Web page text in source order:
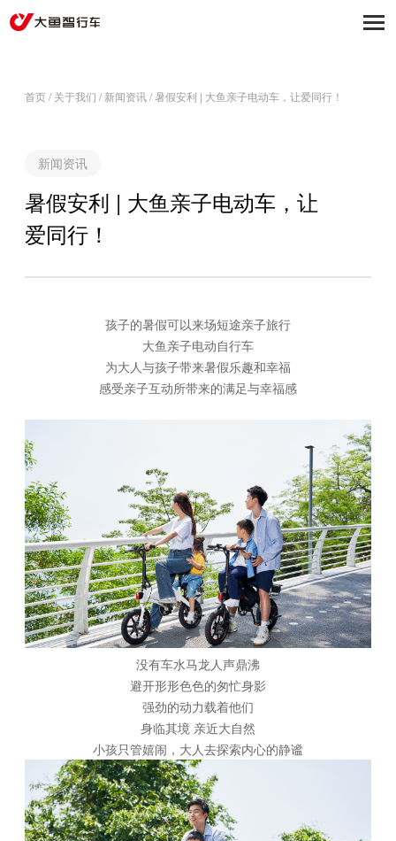
首页/ 关于我们 / 新闻资讯/暑假安利 | 大鱼亲子电动车，让爱同行！
新闻资讯
暑假安利 | 大鱼亲子电动车，让
爱同行！
孩子的暑假可以来场短途亲子旅行
大鱼亲子电动自行车
为大人与孩子带来暑假乐趣和幸福
感受亲子互动所带来的满足与幸福感
没有车水马龙人声鼎沸
避开形形色色的匆忙身影
强劲的动力载着他们
身临其境 亲近大自然
小孩只管嬉闹，大人去探索内心的静谧